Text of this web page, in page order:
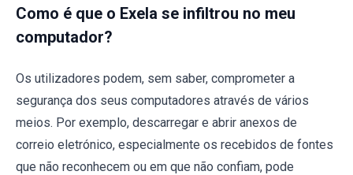
Como é que o Exela se infiltrou no meu
computador?
Os utilizadores podem, sem saber, comprometer a
segurança dos seus computadores através de vários
meios. Por exemplo, descarregar e abrir anexos de
correio eletrónico, especialmente os recebidos de fontes
que não reconhecem ou em que não confiam, pode